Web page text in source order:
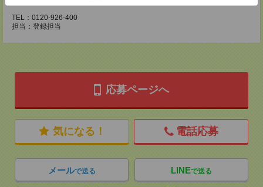
TEL：0120-926-400
担当：登録担当
応募ページへ
気になる！ 電話応募
メールで送る LINEで送る